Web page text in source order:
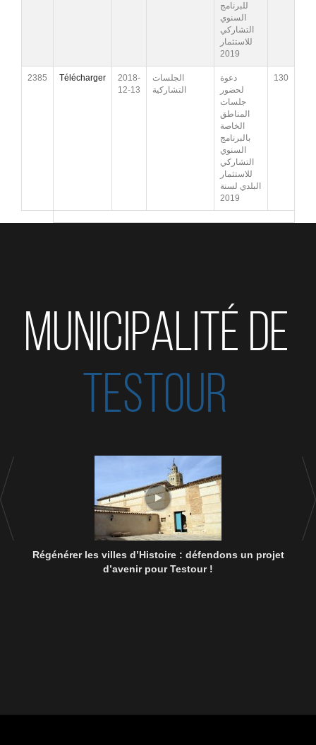
للبرنامج
السنوي
التشاركي
للاستثمار
2019
130
دعوة
لحضور
جلسات
المناطق
الخاصة
بالبرنامج
السنوي
التشاركي
للاستثمار
البلدي لسنة
2019
الجلسات
التشاركية
2018-
12-13
Télécharger
2385
MUNICIPALITÉ DE
TESTOUR
Régénérer les villes d’Histoire : défendons un projet
d’avenir pour Testour !